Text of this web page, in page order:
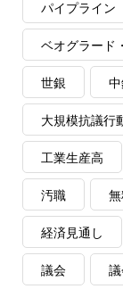
パイプライン
ベオグラード
世銀
大規模抗議行
工業生産高
汚職
経済見通し
議会